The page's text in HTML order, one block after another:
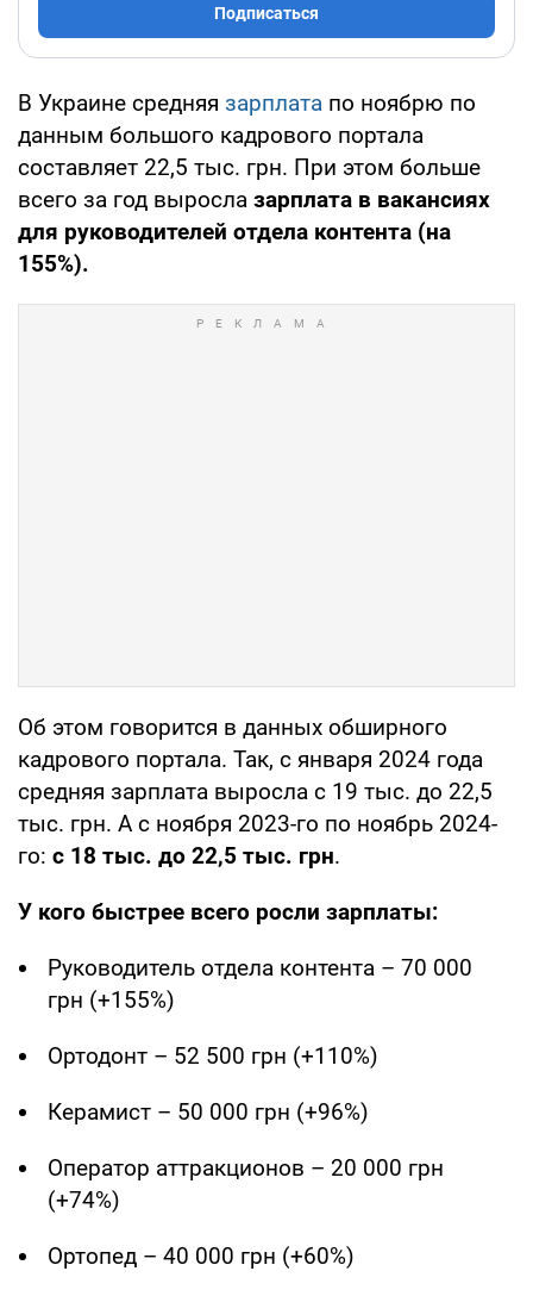
Подписаться
В Украине средняя зарплата по ноябрю по
данным большого кадрового портала
составляет 22,5 тыс. грн. При этом больше
всего за год выросла зарплата в вакансиях
для руководителей отдела контента (на
155%).
Об этом говорится в данных обширного
кадрового портала. Так, с января 2024 года
средняя зарплата выросла с 19 тыс. до 22,5
тыс. грн. А с ноября 2023-го по ноябрь 2024-
го: с 18 тыс. до 22,5 тыс. грн.
У кого быстрее всего росли зарплаты:
Руководитель отдела контента – 70 000
грн (+155%)
Ортодонт – 52 500 грн (+110%)
Керамист – 50 000 грн (+96%)
Оператор аттракционов – 20 000 грн
(+74%)
Ортопед – 40 000 грн (+60%)